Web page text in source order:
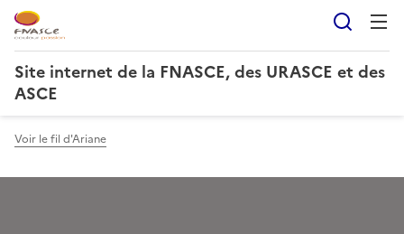
Site internet de la FNASCE, des URASCE et des
ASCE
Voir le fil d'Ariane